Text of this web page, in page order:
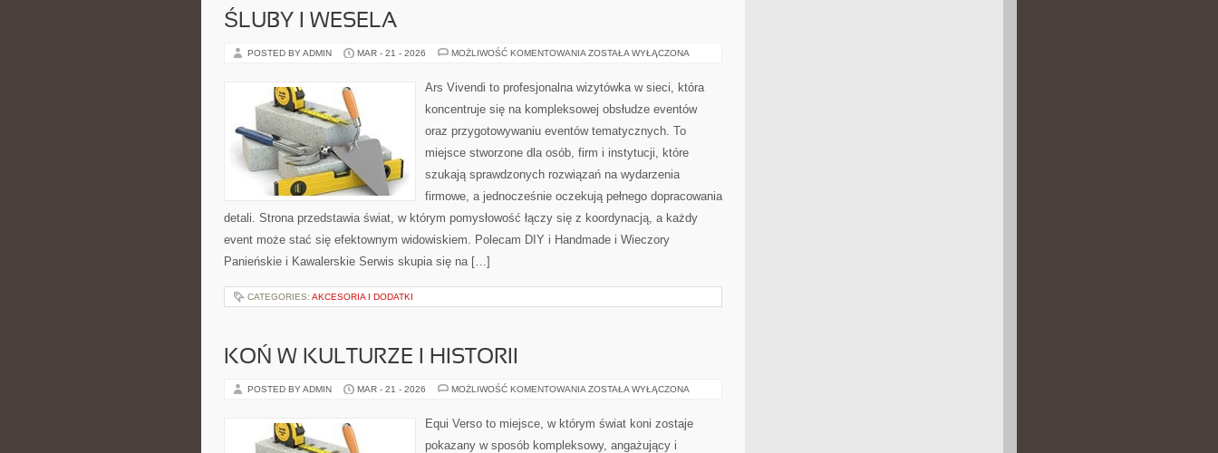
ŚLUBY I WESELA
POSTED BY ADMIN MAR - 21 - 2026 MOŻLIWOŚĆ KOMENTOWANIA ŚLUBY
ZOSTAŁA WYŁĄCZONA
Ars Vivendi to profesjonalna wizytówka w sieci, która
koncentruje się na kompleksowej obsłudze eventów
oraz przygotowywaniu eventów tematycznych. To
miejsce stworzone dla osób, firm i instytucji, które
szukają sprawdzonych rozwiązań na wydarzenia
firmowe, a jednocześnie oczekują pełnego dopracowania
detali. Strona przedstawia świat, w którym pomysłowość łączy się z koordynacją, a każdy
event może stać się efektownym widowiskiem. Polecam DIY i Handmade i Wieczory
Panieńskie i Kawalerskie Serwis skupia się na […]
CATEGORIES: AKCESORIA I DODATKI
KOŃ W KULTURZE I HISTORII
POSTED BY ADMIN MAR - 21 - 2026 MOŻLIWOŚĆ KOMENTOWANIA KOŃ
HISTORII
ZOSTAŁA WYŁĄCZONA
Equi Verso to miejsce, w którym świat koni zostaje
pokazany w sposób kompleksowy, angażujący i